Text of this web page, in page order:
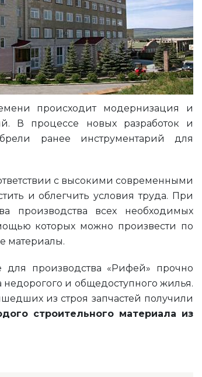
происходит модернизация и
В процессе новых разработок и
ранее инструментарий для
с высокими современными
и облегчить условия труда. При
производства всех необходимых
которых можно произвести по
материалы.
для производства «Рифей» прочно
и общедоступного жилья.
из строя запчастей получили
строительного материала из